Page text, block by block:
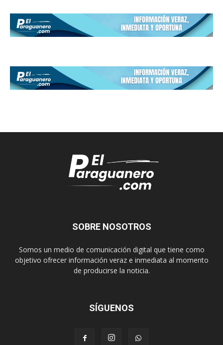
SOBRE NOSOTROS
Somos un medio de comunicación digital que tiene como
objetivo ofrecer información veraz e inmediata al momento
de producirse la noticia.
SÍGUENOS